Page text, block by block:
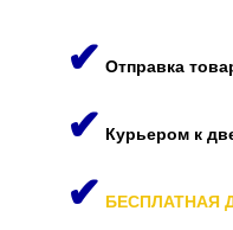
✔ Отправка
✔ Курьером к
✔ БЕСПЛАТНАЯ